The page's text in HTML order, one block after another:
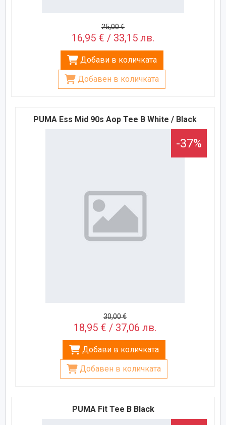
25,00 €
16,95 € / 33,15 лв.
Добави в количката
Добавен в количката
PUMA Ess Mid 90s Aop Tee B White / Black
-37%
30,00 €
18,95 € / 37,06 лв.
Добави в количката
Добавен в количката
PUMA Fit Tee B Black